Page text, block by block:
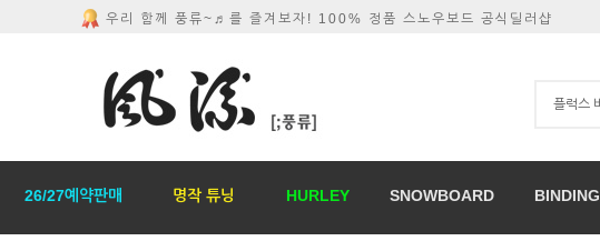
우리 함께 풍류~♬를 즐겨보자! 100% 정품 스노우보드 공식딜러샵
26/27예약판매 명작 튜닝 HURLEY SNOWBOARD BINDING